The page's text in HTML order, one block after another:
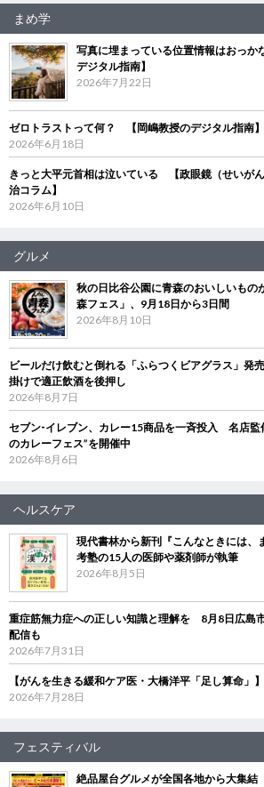
まめ学
写真に埋まっている位置情報はおっ
デジタル指南】
2026年7月22日
ゼロトラストって何？ 【岡嶋教授のデジタル指南】
2026年6月18日
きっと大平元首相は泣いている 【政眼鏡（せいが
治コラム】
2026年6月10日
グルメ
秋の日比谷公園に青森のおいしいも
森フェス」、9月18日から3日間
2026年8月10日
ビールだけ飲むと倒れる「ふらつくビアグラス」発
掛けで適正飲酒を後押し
2026年8月7日
セブン‐イレブン、カレー15商品を一斉投入 名店監
のカレーフェス”を開催中
2026年8月6日
ヘルスケア
現代書林から新刊『こんなときには
考塾の15人の医師や薬剤師が執筆
2026年8月5日
重症筋無力症への正しい知識と理解を 8月8日広島
配信も
2026年7月31日
【がんを生きる緩和ケア医・大橋洋平「足し算命」
2026年7月28日
フェスティバル
絶品屋台グルメが全国各地から大集